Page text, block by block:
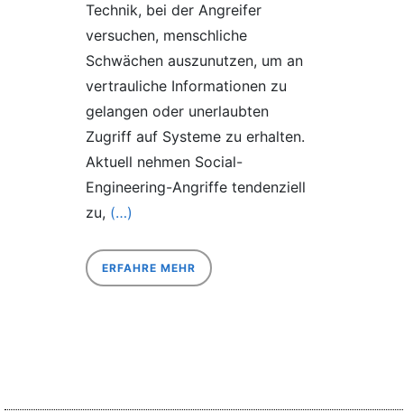
Technik, bei der Angreifer
versuchen, menschliche
Schwächen auszunutzen, um an
vertrauliche Informationen zu
gelangen oder unerlaubten
Zugriff auf Systeme zu erhalten.
Aktuell nehmen Social-
Engineering-Angriffe tendenziell
zu, (…)
ERFAHRE MEHR